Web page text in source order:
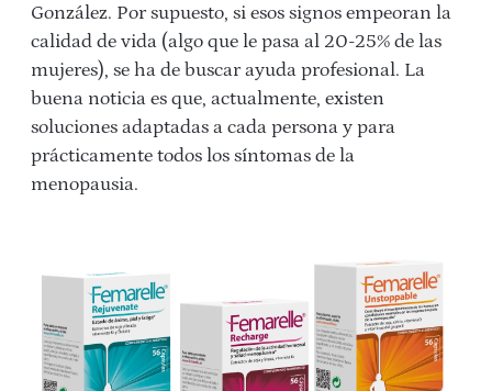
González. Por supuesto, si esos signos empeoran la
calidad de vida (algo que le pasa al 20-25% de las
mujeres), se ha de buscar ayuda profesional. La
buena noticia es que, actualmente, existen
soluciones adaptadas a cada persona y para
prácticamente todos los síntomas de la
menopausia.